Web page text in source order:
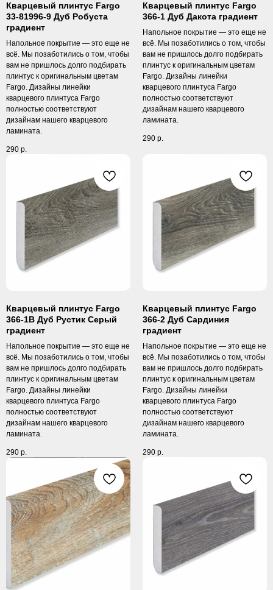
Кварцевый плинтус Fargo
33-81996-9 Дуб Робуста
градиент
Напольное покрытие — это еще не
всё. Мы позаботились о том, чтобы
вам не пришлось долго подбирать
плинтус к оригинальным цветам
Fargo. Дизайны линейки
кварцевого плинтуса Fargo
полностью соответствуют
дизайнам нашего кварцевого
ламината.
290 р.
Кварцевый плинтус Fargo
366-1 Дуб Дакота градиент
Напольное покрытие — это еще не
всё. Мы позаботились о том, чтобы
вам не пришлось долго подбирать
плинтус к оригинальным цветам
Fargo. Дизайны линейки
кварцевого плинтуса Fargo
полностью соответствуют
дизайнам нашего кварцевого
ламината.
290 р.
Кварцевый плинтус Fargo
366-1B Дуб Рустик Серый
градиент
Напольное покрытие — это еще не
всё. Мы позаботились о том, чтобы
вам не пришлось долго подбирать
плинтус к оригинальным цветам
Fargo. Дизайны линейки
кварцевого плинтуса Fargo
полностью соответствуют
дизайнам нашего кварцевого
ламината.
290 р.
Кварцевый плинтус Fargo
366-2 Дуб Сардиния
градиент
Напольное покрытие — это еще не
всё. Мы позаботились о том, чтобы
вам не пришлось долго подбирать
плинтус к оригинальным цветам
Fargo. Дизайны линейки
кварцевого плинтуса Fargo
полностью соответствуют
дизайнам нашего кварцевого
ламината.
290 р.